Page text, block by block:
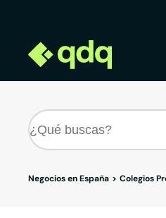
Negocios en España Colegios